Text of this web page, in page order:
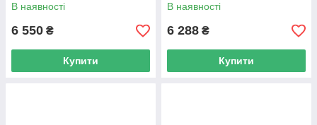
В наявності
6 550 ₴
Купити
В наявності
6 288 ₴
Купити